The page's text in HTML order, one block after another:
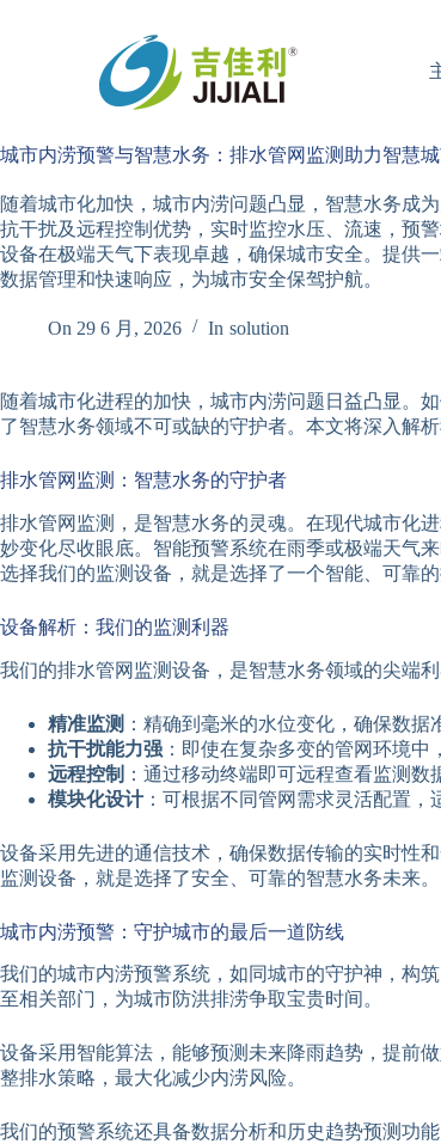
城市内涝预警与智慧水务：排水管网监测助力智慧
随着城市化加快，城市内涝问题凸显，智慧水务成
抗干扰及远程控制优势，实时监控水压、流速，预
设备在极端天气下表现卓越，确保城市安全。提供
数据管理和快速响应，为城市安全保驾护航。
On 29 6 月, 2026 In solution
随着城市化进程的加快，城市内涝问题日益凸显。
了智慧水务领域不可或缺的守护者。本文将深入解
排水管网监测：智慧水务的守护者
排水管网监测，是智慧水务的灵魂。在现代城市化
妙变化尽收眼底。智能预警系统在雨季或极端天气
选择我们的监测设备，就是选择了一个智能、可靠的
设备解析：我们的监测利器
我们的排水管网监测设备，是智慧水务领域的尖端
精准监测 ：精确到毫米的水位变化，确保数据
抗干扰能力强 ：即使在复杂多变的管网环境中
远程控制 ：通过移动终端即可远程查看监测数
模块化设计：可根据不同管网需求灵活配置，
设备采用先进的通信技术，确保数据传输的实时性
监测设备，就是选择了安全、可靠的智慧水务未来。
城市内涝预警：守护城市的最后一道防线
我们的城市内涝预警系统，如同城市的守护神，构
至相关部门，为城市防洪排涝争取宝贵时间。
设备采用智能算法，能够预测未来降雨趋势，提前
整排水策略，最大化减少内涝风险。
我们的预警系统还具备数据分析和历史趋势预测功